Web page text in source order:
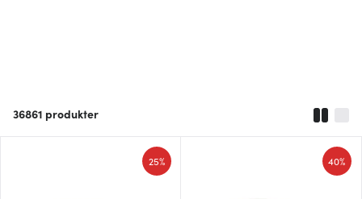
36861 produkter
25% 40%